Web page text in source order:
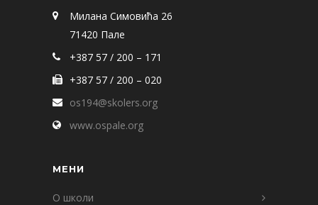
Милана Симовића 26
71420 Пале
+387 57 / 200 – 171
+387 57 / 200 – 020
os194@skolers.org
www.ospale.org
МЕНИ
О школи